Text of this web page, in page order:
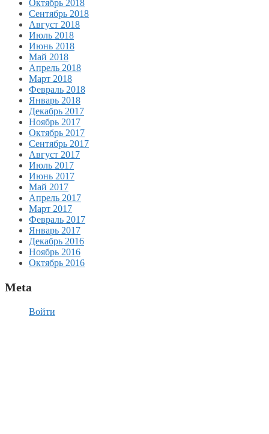
Октябрь 2018
Сентябрь 2018
Август 2018
Июль 2018
Июнь 2018
Май 2018
Апрель 2018
Март 2018
Февраль 2018
Январь 2018
Декабрь 2017
Ноябрь 2017
Октябрь 2017
Сентябрь 2017
Август 2017
Июль 2017
Июнь 2017
Май 2017
Апрель 2017
Март 2017
Февраль 2017
Январь 2017
Декабрь 2016
Ноябрь 2016
Октябрь 2016
Meta
Войти